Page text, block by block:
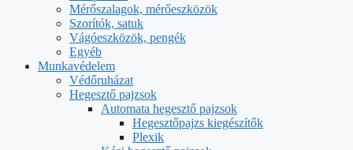
Mérőszalagok, mérőeszközök
Szorítók, satuk
Vágóeszközök, pengék
Egyéb
Munkavédelem
Védőruházat
Hegesztő pajzsok
Automata hegesztő pajzsok
Hegesztőpajzs kiegészítők
Plexik